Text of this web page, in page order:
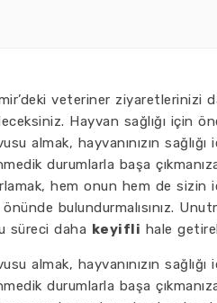
veteriner
Hayvan sağlığı için
almak, hayvanınızın sağlığı
durumlarla başa
hem onun hem de sizin
önünde bulundurmalısınız.
süreci daha keyifli hale
almak, hayvanınızın sağlığı
durumlarla başa